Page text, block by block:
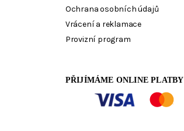
Ochrana osobních údajů
Vrácení a reklamace
Provizní program
PŘIJÍMÁME ONLINE PLATBY